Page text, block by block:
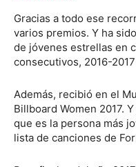
Gracias a todo ese
varios premios. Y ha
de jóvenes estrellas en
consecutivos, 2016-
Además, recibió en el
Billboard Women 2017.
que es la persona más
lista de canciones de